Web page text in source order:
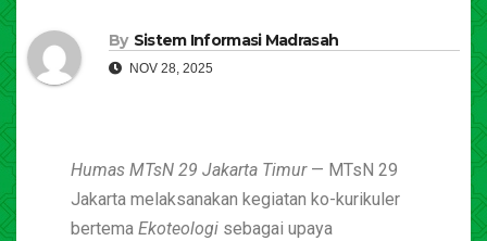
By Sistem Informasi Madrasah
NOV 28, 2025
Humas MTsN 29 Jakarta Timur— MTsN 29
Jakarta melaksanakan kegiatan ko-kurikuler
bertema Ekoteologi sebagai upaya